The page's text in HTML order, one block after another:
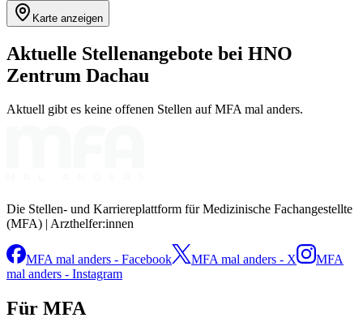
Karte anzeigen
Aktuelle Stellenangebote bei HNO
Zentrum Dachau
Aktuell gibt es keine offenen Stellen auf MFA mal anders.
Die Stellen- und Karriereplattform für Medizinische Fachangestellte
(MFA) | Arzthelfer:innen
MFA mal anders - Facebook MFA mal anders - X
MFA
mal anders - Instagram
Für MFA